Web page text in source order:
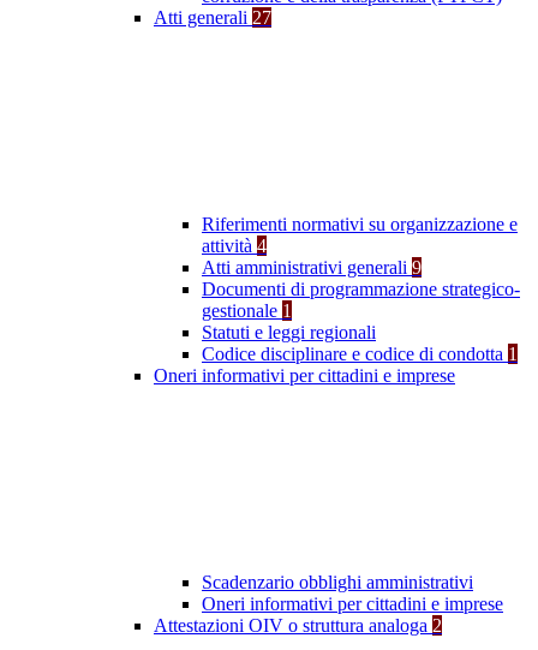
Atti generali 27
Riferimenti normativi su organizzazione e
attività 4
Atti amministrativi generali 9
Documenti di programmazione strategico-
gestionale 1
Statuti e leggi regionali
Codice disciplinare e codice di condotta 1
Oneri informativi per cittadini e imprese
Scadenzario obblighi amministrativi
Oneri informativi per cittadini e imprese
Attestazioni OIV o struttura analoga 2